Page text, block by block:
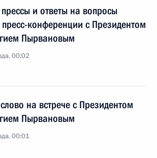
и ответы на вопросы
конференции с Президентом
Пырвановым
00:02
на встрече с Президентом
Пырвановым
00:01